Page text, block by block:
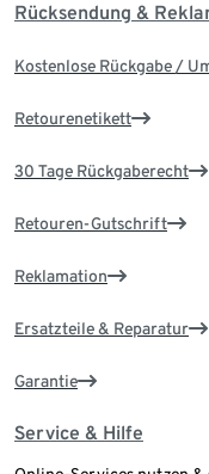
Rücksendung &
Kostenlose Rückgabe /
Retourenetikett
30 Tage Rückgaberecht
Retouren-Gutschrift
Reklamation
Ersatzteile & Reparatur
Garantie
Service & Hilfe